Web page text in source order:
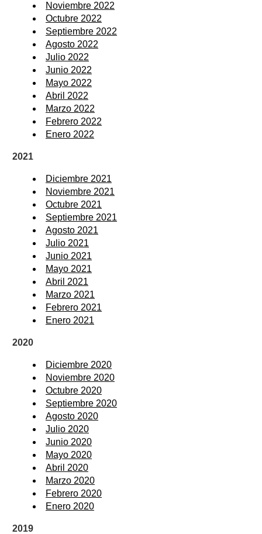
Noviembre 2022
Octubre 2022
Septiembre 2022
Agosto 2022
Julio 2022
Junio 2022
Mayo 2022
Abril 2022
Marzo 2022
Febrero 2022
Enero 2022
2021
Diciembre 2021
Noviembre 2021
Octubre 2021
Septiembre 2021
Agosto 2021
Julio 2021
Junio 2021
Mayo 2021
Abril 2021
Marzo 2021
Febrero 2021
Enero 2021
2020
Diciembre 2020
Noviembre 2020
Octubre 2020
Septiembre 2020
Agosto 2020
Julio 2020
Junio 2020
Mayo 2020
Abril 2020
Marzo 2020
Febrero 2020
Enero 2020
2019